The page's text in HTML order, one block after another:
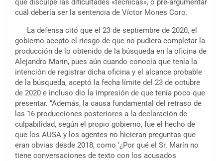
que disculpe las dificultades «técnicas», o pre-argumentar
cuál debería ser la sentencia de Víctor Mones Coro.
La defensa citó que el 23 de septiembre de 2020, el
gobierno aceptó el riesgo de que no pudiera completar la
producción de lo obtenido de la búsqueda en la oficina de
Alejandro Marín, pues aún cuando conocía que tenía la
intención de registrar dicha oficina y el alcance probable
de la búsqueda, aceptó la fecha límite del 23 de octubre
de 2020 e incluso dio la impresión de que tenía poco que
presentar. “Además, la causa fundamental del retraso de
las 16 producciones posteriores a la declaración de
culpabilidad, según el propio gobierno, fue el hecho de
que los AUSA y los agentes no hicieran preguntas que
eran obvias desde 2018, como ‘¿Por qué el Sr. Marín no
tiene conversaciones de texto con los acusados